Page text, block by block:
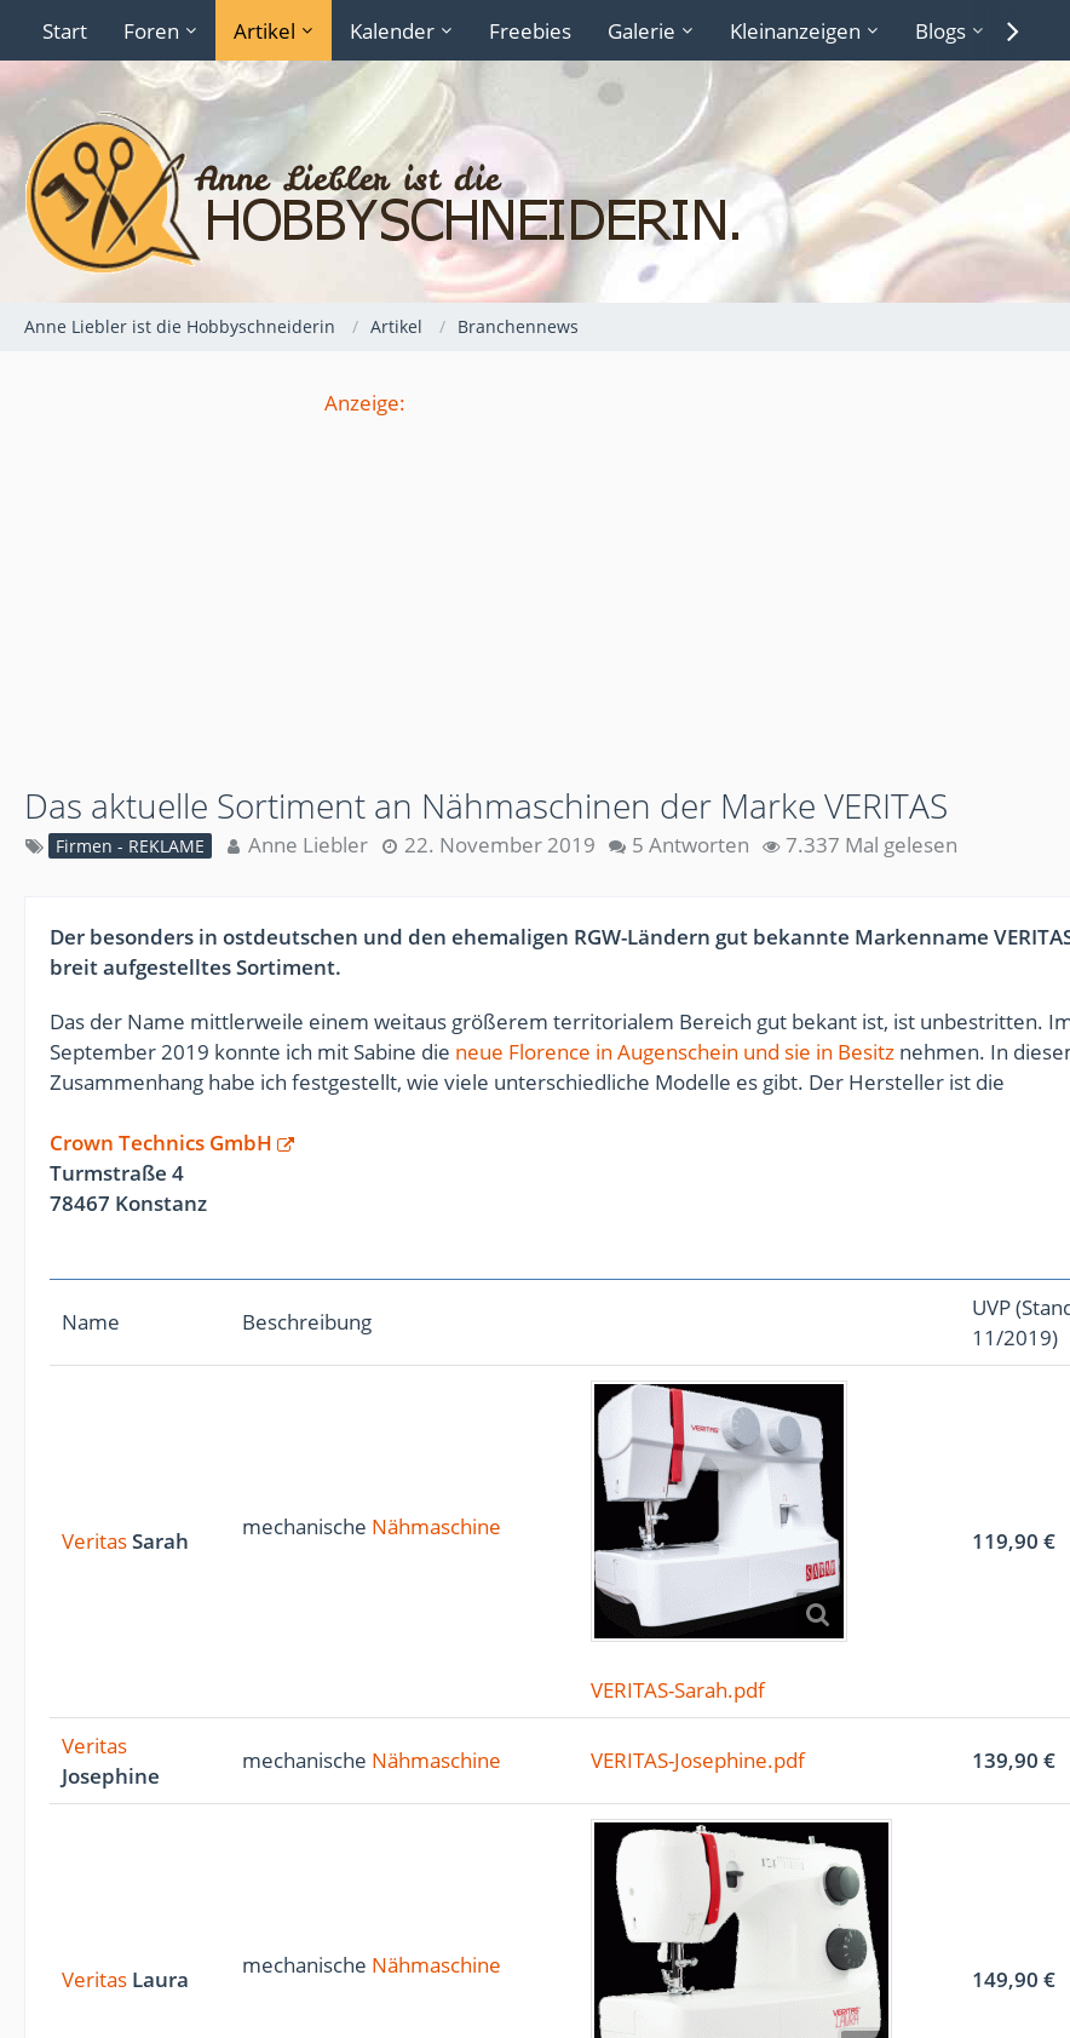
Start Foren Artikel Kalender Freebies Galerie Kleinanzeigen Blogs
Anne Liebler ist die Hobbyschneiderin Artikel Branchennews
Anzeige:
Das aktuelle Sortiment an Nähmaschinen der Marke VERITAS
Firmen - REKLAME Anne Liebler 22. November 2019 5 Antworten 7.337 Mal gelesen
Der besonders in ostdeutschen und den ehemaligen RGW-Ländern gut bekannte Markenname
breit aufgestelltes Sortiment.
Das der Name mittlerweile einem weitaus größerem territorialem Bereich gut bekant ist, ist unbestritten.
September 2019 konnte ich mit Sabine die neue Florence in Augenschein und sie in Besitz nehmen. In
Zusammenhang habe ich festgestellt, wie viele unterschiedliche Modelle es gibt. Der Hersteller ist die
Crown Technics GmbH
Turmstraße 4
78467 Konstanz
Name Beschreibung
UVP
11/2019)
VeritasSarah
mechanische Nähmaschine
VERITAS-Sarah.pdf
119,90 €
Veritas
Josephine
mechanische Nähmaschine VERITAS-Josephine.pdf 139,90 €
Veritas Laura
mechanische Nähmaschine
149,90 €